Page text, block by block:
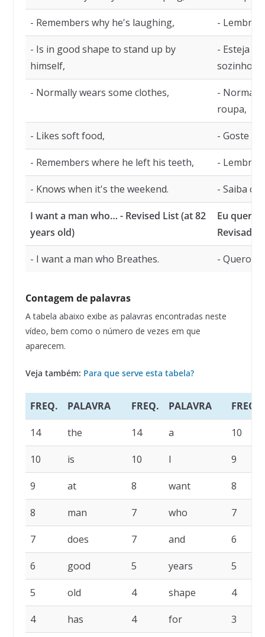
- Remembers why he's laughing, - Lembre
- Is in good shape to stand up by
himself,
- Esteja
sozinho,
- Normally wears some clothes,
-
roupa,
- Likes soft food, - Goste
- Remembers where he left his teeth, - Lembre
- Knows when it's the weekend. - Saiba
I want a man who… - Revised List (at 82
years old)
Eu quero
Revisada
- I want a man who Breathes. - Quero
Contagem de palavras
A tabela abaixo exibe as palavras encontradas neste
vídeo, bem como o número de vezes em que
aparecem.
Veja também: Para que serve esta tabela?
FREQ. PALAVRA FREQ. PALAVRA FREQ.
14 the 14 a 10
10 is 10 I 9
9 at 8 want 8
8 man 7 who 7
7 does 7 and 6
6 good 5 years 5
5 old 4 shape 4
4 has 4 for 3